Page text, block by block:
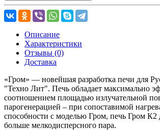
Описание
Характеристики
Отзывы (0)
Доставка
«Гром» — новейшая разработка печи для
"Техно Лит". Печь обладает максимально
соотношением площадью излучательной
парогенерацией – при сопоставимой
способности с моделью Гром, печь Гром К2
больше мелкодисперсного пара.